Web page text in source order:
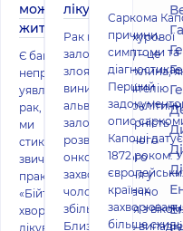
можливість
жити
Є багато
неправильних
уявлень про
рак, з якими
ми
стикаємося у
звичайній
практиці.
«Бійтеся
хвороби, а не
лікування», —
лікування
Рак передміхурової
залози (РПЗ) – це
злоякісна пухлина,
виникає з епітелію
залоз. Ймовірність
розвитку даного
онкологічного
захворювання у
чоловіків значно
збільшується з віком.
Близько 99%
Саркома
причини,
симптоми та
діагностика
Перший
опис
Капоші
1872 роком. У
країнах
більше